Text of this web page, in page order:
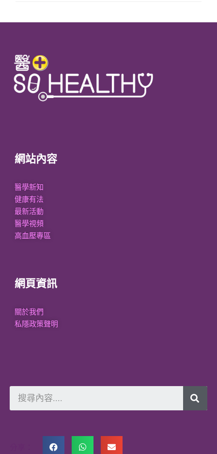
網站內容
醫學新知
健康有法
最新活動
醫學視頻
高血壓專區
網頁資訊
關於我們
私隱政策聲明